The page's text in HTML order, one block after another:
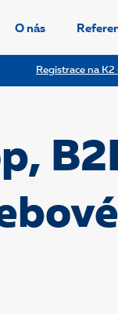
Registrace na
O nás